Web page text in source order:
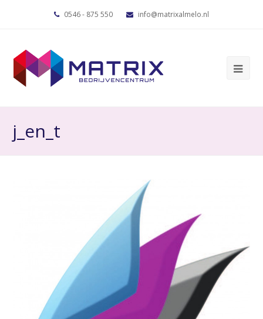
0546 - 875 550 info@matrixalmelo.nl
j_en_t